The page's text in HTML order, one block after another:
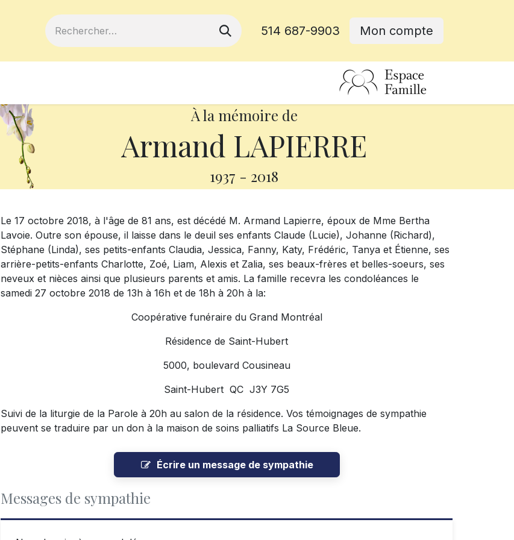
514 687-9903 Mon compte
À la mémoire de
Armand LAPIERRE
1937 - 2018
Le 17 octobre 2018, à l'âge de 81 ans, est décédé M. Armand Lapierre, époux de Mme Bertha
Lavoie. Outre son épouse, il laisse dans le deuil ses enfants Claude (Lucie), Johanne (Richard),
Stéphane (Linda), ses petits-enfants Claudia, Jessica, Fanny, Katy, Frédéric, Tanya et Étienne, ses
arrière-petits-enfants Charlotte, Zoé, Liam, Alexis et Zalia, ses beaux-frères et belles-soeurs, ses
neveux et nièces ainsi que plusieurs parents et amis. La famille recevra les condoléances le
samedi 27 octobre 2018 de 13h à 16h et de 18h à 20h à la:
Coopérative funéraire du Grand Montréal
Résidence de Saint-Hubert
5000, boulevard Cousineau
Saint-Hubert QC J3Y 7G5
Suivi de la liturgie de la Parole à 20h au salon de la résidence. Vos témoignages de sympathie
peuvent se traduire par un don à la maison de soins palliatifs La Source Bleue.
Écrire un message de sympathie
Messages de sympathie